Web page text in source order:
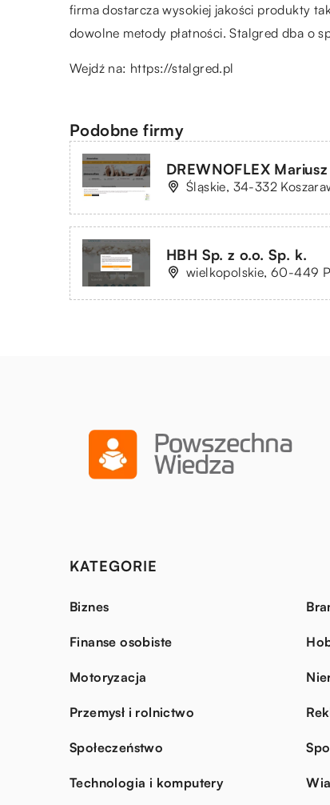
firma dostarcza wysokiej jakości produkty
dowolne metody płatności. Stalgred dba o
Wejdź na: https://stalgred.pl
Podobne firmy
DREWNOFLEX Mariusz
Śląskie, 34-332
HBH Sp. z o.o. Sp. k.
wielkopolskie, 60-449
KATEGORIE
Biznes
Finanse osobiste
Motoryzacja
Przemysł i rolnictwo
Społeczeństwo
Technologia i komputery